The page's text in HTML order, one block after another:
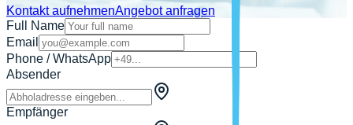
Kontakt aufnehmenAngebot anfragen
Full Name
Email
Phone / WhatsApp
Absender
Empfänger